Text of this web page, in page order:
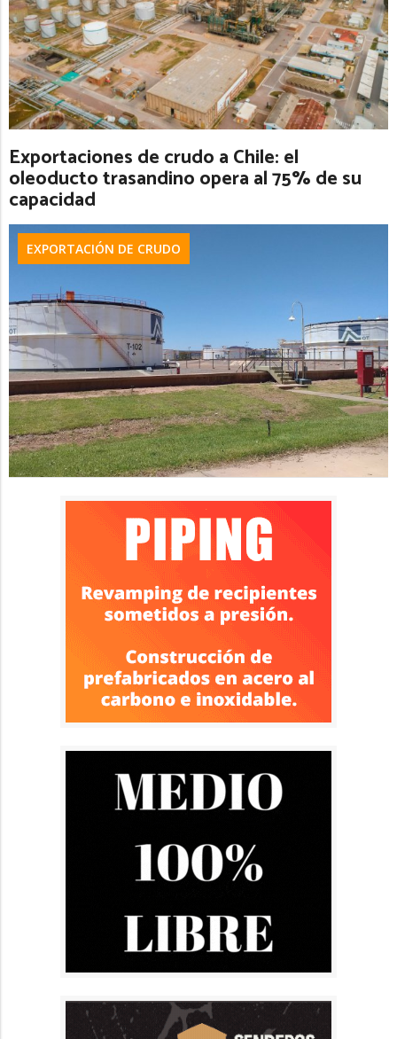
Exportaciones de crudo a Chile: el
oleoducto trasandino opera al 75% de su
capacidad
EXPORTACIÓN DE CRUDO